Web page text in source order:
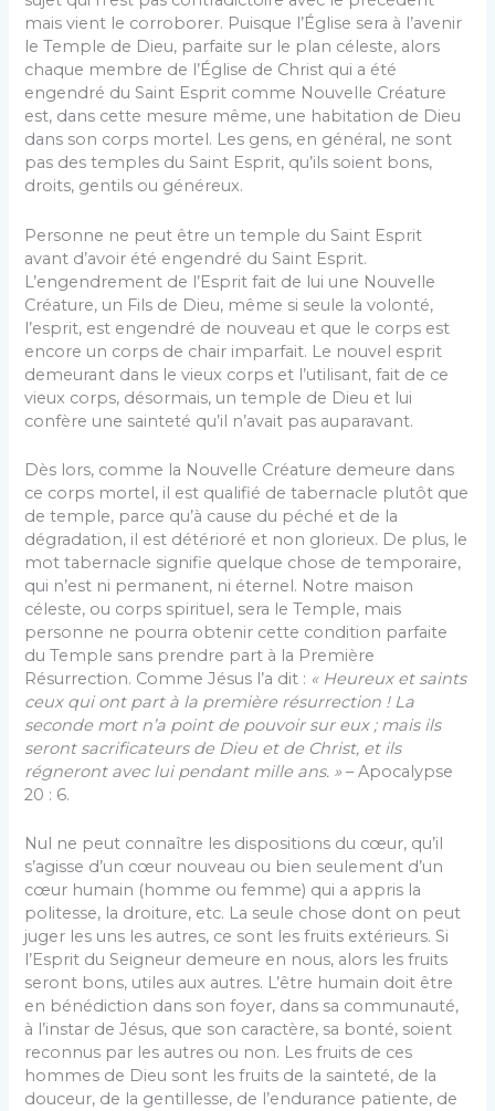
mais vient le corroborer. Puisque l’Église sera à l’avenir
le Temple de Dieu, parfaite sur le plan céleste, alors
chaque membre de l’Église de Christ qui a été
engendré du Saint Esprit comme Nouvelle Créature
est, dans cette mesure même, une habitation de Dieu
dans son corps mortel. Les gens, en général, ne sont
pas des temples du Saint Esprit, qu’ils soient bons,
droits, gentils ou généreux.
Personne ne peut être un temple du Saint Esprit
avant d’avoir été engendré du Saint Esprit.
L’engendrement de l’Esprit fait de lui une Nouvelle
Créature, un Fils de Dieu, même si seule la volonté,
l’esprit, est engendré de nouveau et que le corps est
encore un corps de chair imparfait. Le nouvel esprit
demeurant dans le vieux corps et l’utilisant, fait de ce
vieux corps, désormais, un temple de Dieu et lui
confère une sainteté qu’il n’avait pas auparavant.
Dès lors, comme la Nouvelle Créature demeure dans
ce corps mortel, il est qualifié de tabernacle plutôt que
de temple, parce qu’à cause du péché et de la
dégradation, il est détérioré et non glorieux. De plus, le
mot tabernacle signifie quelque chose de temporaire,
qui n’est ni permanent, ni éternel. Notre maison
céleste, ou corps spirituel, sera le Temple, mais
personne ne pourra obtenir cette condition parfaite
du Temple sans prendre part à la Première
Résurrection. Comme Jésus l’a dit : « Heureux et saints
ceux qui ont part à la première résurrection ! La
seconde mort n’a point de pouvoir sur eux ; mais ils
seront sacrificateurs de Dieu et de Christ, et ils
régneront avec lui pendant mille ans. » – Apocalypse
20 : 6.
Nul ne peut connaître les dispositions du cœur, qu’il
s’agisse d’un cœur nouveau ou bien seulement d’un
cœur humain (homme ou femme) qui a appris la
politesse, la droiture, etc. La seule chose dont on peut
juger les uns les autres, ce sont les fruits extérieurs. Si
l’Esprit du Seigneur demeure en nous, alors les fruits
seront bons, utiles aux autres. L’être humain doit être
en bénédiction dans son foyer, dans sa communauté,
à l’instar de Jésus, que son caractère, sa bonté, soient
reconnus par les autres ou non. Les fruits de ces
hommes de Dieu sont les fruits de la sainteté, de la
douceur, de la gentillesse, de l’endurance patiente, de